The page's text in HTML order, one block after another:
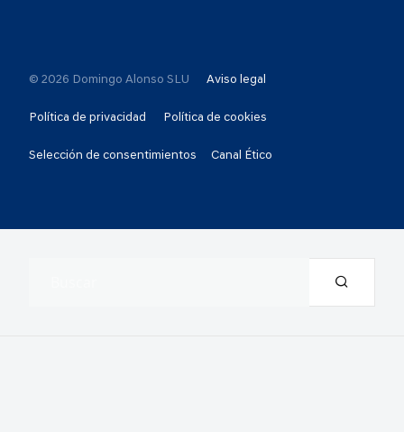
© 2026 Domingo Alonso SLU Aviso legal
Política de privacidad Política de cookies
Selección de consentimientos Canal Ético